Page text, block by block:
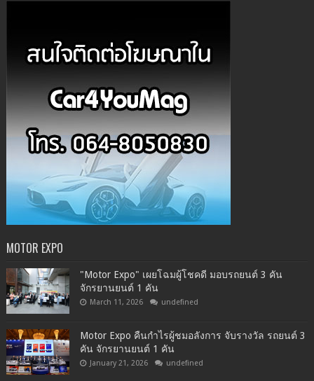
MOTOR EXPO
"Motor Expo" เผยโฉมผู้โชคดี มอบรถยนต์ 3 คัน
จักรยานยนต์ 1 คัน
March 11, 2026 undefined
Motor Expo คืนกำไรผู้ชมอลังการ จับรางวัล รถยนต์ 3
คัน จักรยานยนต์ 1 คัน
January 21, 2026 undefined